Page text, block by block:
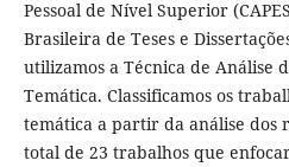
Pessoal de Nível Superior
Brasileira de Teses e
utilizamos a Técnica de Análise
Temática. Classificamos os
temática a partir da análise dos
total de 23 trabalhos que